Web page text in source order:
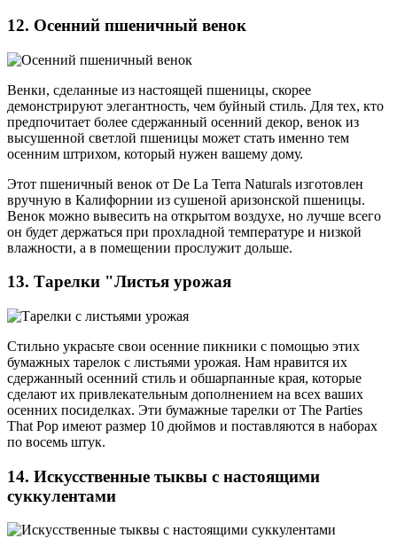
12. Осенний пшеничный венок
Венки, сделанные из настоящей пшеницы, скорее
демонстрируют элегантность, чем буйный стиль. Для тех, кто
предпочитает более сдержанный осенний декор, венок из
высушенной светлой пшеницы может стать именно тем
осенним штрихом, который нужен вашему дому.
Этот пшеничный венок от De La Terra Naturals изготовлен
вручную в Калифорнии из сушеной аризонской пшеницы.
Венок можно вывесить на открытом воздухе, но лучше всего
он будет держаться при прохладной температуре и низкой
влажности, а в помещении прослужит дольше.
13. Тарелки "Листья урожая
Стильно украсьте свои осенние пикники с помощью этих
бумажных тарелок с листьями урожая. Нам нравится их
сдержанный осенний стиль и обшарпанные края, которые
сделают их привлекательным дополнением на всех ваших
осенних посиделках. Эти бумажные тарелки от The Parties
That Pop имеют размер 10 дюймов и поставляются в наборах
по восемь штук.
14. Искусственные тыквы с настоящими
суккулентами